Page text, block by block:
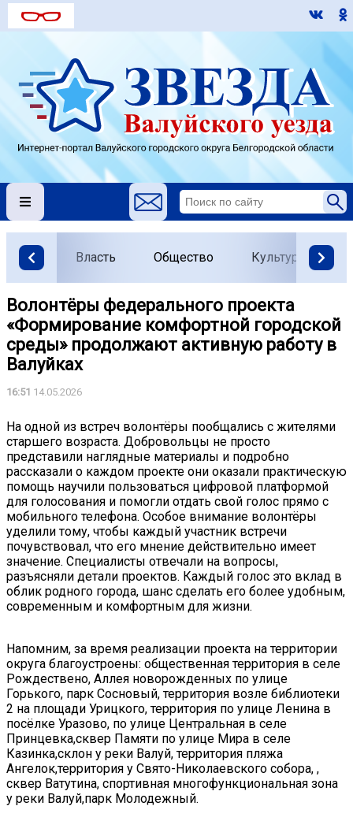
Власть Общество Культура
Волонтёры федерального проекта
«Формирование комфортной городской
среды» продолжают активную работу в
Валуйках
16:51 14.05.2026
На одной из встреч волонтёры пообщались с жителями
старшего возраста. Добровольцы не просто
представили наглядные материалы и подробно
рассказали о каждом проекте они оказали практическую
помощь научили пользоваться цифровой платформой
для голосования и помогли отдать свой голос прямо с
мобильного телефона. Особое внимание волонтёры
уделили тому, чтобы каждый участник встречи
почувствовал, что его мнение действительно имеет
значение. Специалисты отвечали на вопросы,
разъясняли детали проектов. Каждый голос это вклад в
облик родного города, шанс сделать его более удобным,
современным и комфортным для жизни.
Напомним, за время реализации проекта на территории
округа благоустроены: общественная территория в селе
Рождествено, Аллея новорожденных по улице
Горького, парк Сосновый, территория возле библиотеки
2 на площади Урицкого, территория по улице Ленина в
посёлке Уразово, по улице Центральная в селе
Принцевка,сквер Памяти по улице Мира в селе
Казинка,склон у реки Валуй, территория пляжа
Ангелок,территория у Свято-Николаевского собора, ,
сквер Ватутина, спортивная многофункциональная зона
у реки Валуй,парк Молодежный.